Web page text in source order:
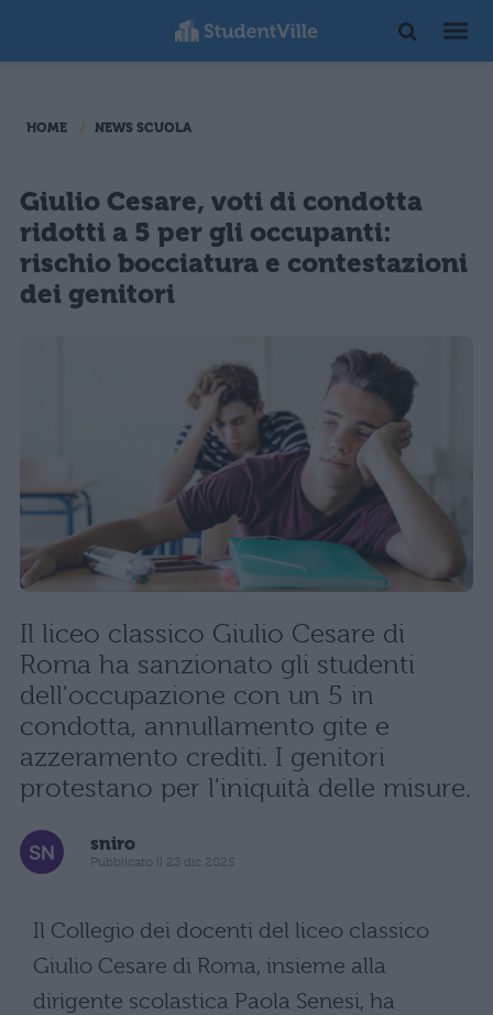
HOME NEWS SCUOLA
Giulio Cesare, voti di condotta
ridotti a 5 per gli occupanti:
rischio bocciatura e contestazioni
dei genitori
Il liceo classico Giulio Cesare di
Roma ha sanzionato gli studenti
dell'occupazione con un 5 in
condotta, annullamento gite e
azzeramento crediti. I genitori
protestano per l'iniquità delle misure.
sniro
Pubblicato il 23 dic 2025
Il Collegio dei docenti del liceo classico
Giulio Cesare di Roma, insieme alla
dirigente scolastica Paola Senesi, ha